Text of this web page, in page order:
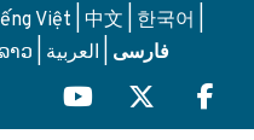
Việt 中文
한국어
າວ العربية فارسی